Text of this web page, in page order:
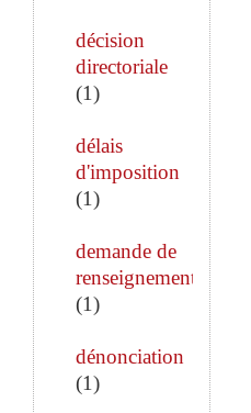
décision
directoriale
(1)
délais
d'imposition
(1)
demande de
renseignements
(1)
dénonciation
(1)